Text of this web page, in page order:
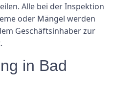
Alle bei der Inspektion
oder Mängel werden
Geschäftsinhaber zur
in Bad